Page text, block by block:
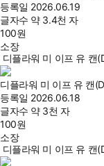
등록일 2026.06.19
글자수 약 3.4천 자
100원
소장
디플라워 미 이프 유 캔
디플라워 미 이프 유 캔
등록일 2026.06.18
글자수 약 3천 자
100원
소장
디플라워 미 이프 유 캔